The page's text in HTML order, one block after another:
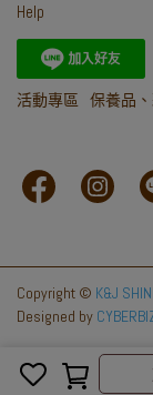
Help
活動專區 保養品
Copyright © K&J
Designed by